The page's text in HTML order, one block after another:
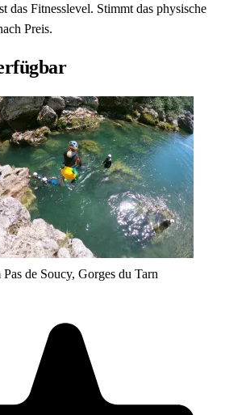
das Fitnesslevel. Stimmt das physische
Preis.
de Soucy, Gorges du Tarn